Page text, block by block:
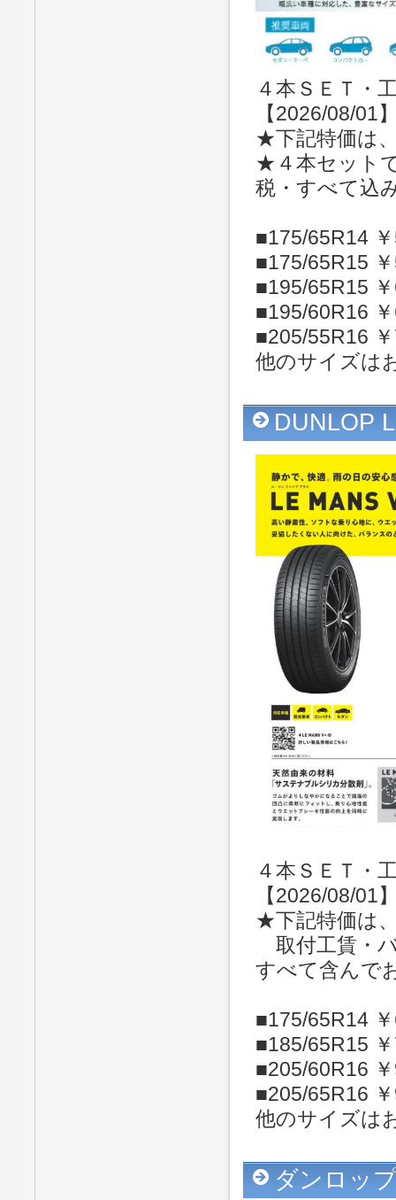
４本ＳＥＴ・
【2026/08/01
★下記特価は
★４本セット
税・すべて込
■175/65R14
■175/65R15
■195/65R15
■195/60R16
■205/55R16
他のサイズは
DUNLOP
４本ＳＥＴ・
【2026/08/01
★下記特価は
取付工賃・
すべて含んで
■175/65R14
■185/65R15
■205/60R16
■205/65R16
他のサイズは
ダンロッ